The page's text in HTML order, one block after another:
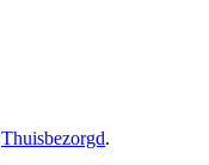
Thuisbezorgd.